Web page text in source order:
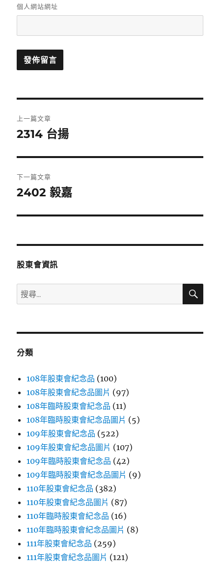
個人網站網址
章
覽
上一篇文章
上
篇
文
章:
2314 台揚
下一篇文章
下
篇
章:
2402 毅嘉
股東會資訊
搜
尋
鍵
搜
分類
108年股東會紀念品 (100)
108年股東會紀念品圖片 (97)
108年臨時股東會紀念品 (11)
108年臨時股東會紀念品圖片 (5)
109年股東會紀念品 (522)
109年股東會紀念品圖片 (107)
109年臨時股東會紀念品 (42)
109年臨時股東會紀念品圖片 (9)
110年股東會紀念品 (382)
110年股東會紀念品圖片 (87)
110年臨時股東會紀念品 (16)
110年臨時股東會紀念品圖片 (8)
111年股東會紀念品 (259)
111年股東會紀念品圖片 (121)